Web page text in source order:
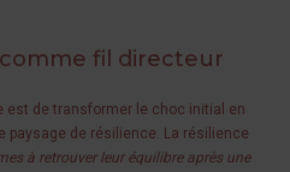
comme fil directeur
est de transformer le choc initial en
paysage de résilience. La résilience
à retrouver leur équilibre après une